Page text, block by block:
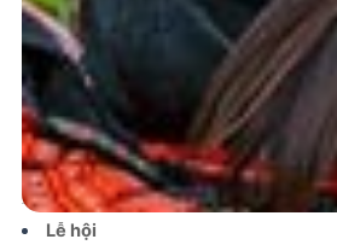
Trang chủ
Tin tức – Sự kiện
Chính sách
Văn hoá – Đời sống
Lễ hội